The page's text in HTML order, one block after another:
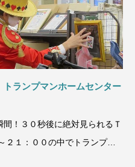
トランプマンホームセンター
！３０秒後に絶対見られるＴ
２１：００の中でトランプマ